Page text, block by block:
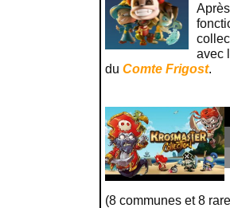
avec
du Comte Frigost.
(8 communes et 8